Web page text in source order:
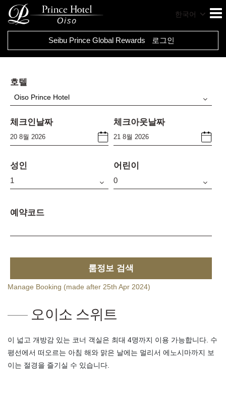
한국어
Seibu Prince Global Rewards 로그인
호텔
Oiso Prince Hotel
체크인날짜 체크아웃날짜
성인 어린이
예약코드
룸정보 검색
Manage Booking (made after 25th Apr 2024)
오이소 스위트
이 넓고 개방감 있는 코너 객실은 최대 4명까지 이용 가능합니다. 수
평선에서 떠오르는 아침 해와 맑은 날에는 멀리서 에노시마까지 보
이는 절경을 즐기실 수 있습니다.